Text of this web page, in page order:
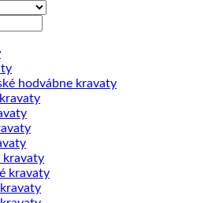
hodvábne kravaty
kravaty
kravaty